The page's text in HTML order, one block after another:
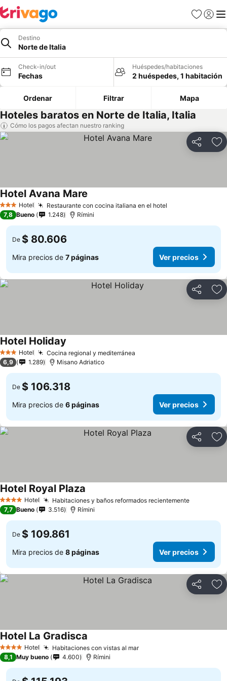
Favoritos
Iniciar
Destino
Norte de Italia
Check-in/out
Fechas
Huéspedes/habitaciones
2 huéspedes, 1 habitación
Ordenar Filtrar Mapa
Hoteles baratos en Norte de Italia, Italia
Cómo los pagos afectan nuestro ranking
Compartir
3 Estrellas
Hotel Restaurante con cocina italiana en el hotel
Hotel Avana Mare
7,8 Bueno 1.248 Rímini
De $ 80.606
Mira precios de 7 páginas Ver precios
Compartir
3 Estrellas
Hotel Cocina regional y mediterránea
Hotel Holiday
6,9 1.289 Misano Adriatico
De $ 106.318
Mira precios de 6 páginas Ver precios
Compartir
4 EstrellasHotel Habitaciones y baños reformados recientemente
Hotel Royal Plaza
7,7 Bueno 3.516 Rímini
De $ 109.861
Mira precios de 8 páginas Ver precios
Compartir
4 EstrellasHotel Habitaciones con vistas al mar
Hotel La Gradisca
8,1 Muy bueno 4.600 Rímini